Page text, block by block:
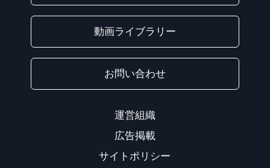
動画ライブラリー
お問い合わせ
運営組織
広告掲載
サイトポリシー